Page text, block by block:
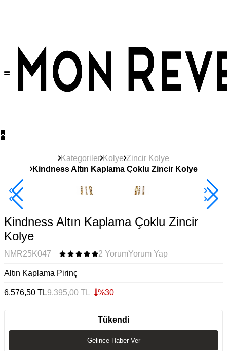
Kategoriler Kolye Zincir Kolye
Kindness Altın Kaplama Çoklu Zincir Kolye
2+ Ürüne +%10
Kindness Altın Kaplama Çoklu Zincir
Kolye
NMR25K047 2 YorumYorum Yap
Altın Kaplama Pirinç
6.576,50 TL9.395,00TL %30
Tükendi
Gelince Haber Ver